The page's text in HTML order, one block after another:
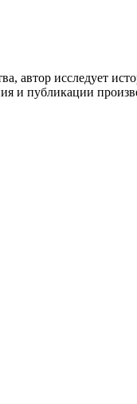
автор исследует
и публикации